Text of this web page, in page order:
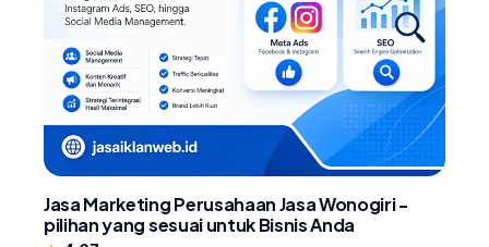
Jasa Marketing Perusahaan Jasa Wonogiri -
pilihan yang sesuai untuk Bisnis Anda